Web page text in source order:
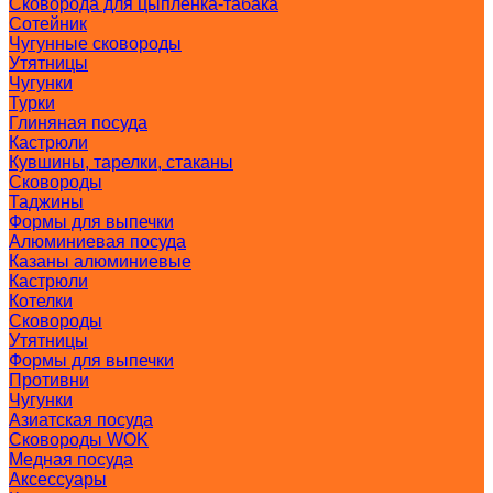
Сковорода для цыпленка-табака
Сотейник
Чугунные сковороды
Утятницы
Чугунки
Турки
Глиняная посуда
Кастрюли
Кувшины, тарелки, стаканы
Сковороды
Таджины
Формы для выпечки
Алюминиевая посуда
Казаны алюминиевые
Кастрюли
Котелки
Сковороды
Утятницы
Формы для выпечки
Противни
Чугунки
Азиатская посуда
Сковороды WOK
Медная посуда
Аксессуары